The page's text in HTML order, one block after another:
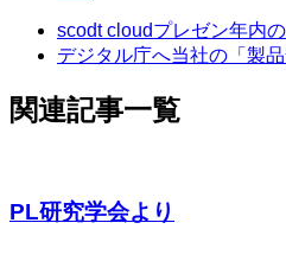
scodt cloudプレゼン年内
デジタル庁へ当社の「製
関連記事一覧
PL研究学会より